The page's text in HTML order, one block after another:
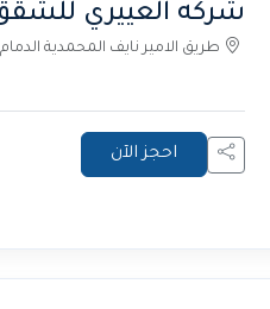
شركه العييري للشقق
طريق الامير نايف المحمدية الدمام
احجز الآن